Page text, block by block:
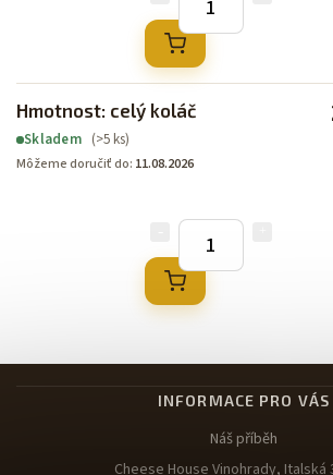
Hmotnost: celý koláč
Skladem (>5 ks)
Môžeme doručiť do: 11.08.2026
INFORMACE PRO VÁS
Náš příběh
Cheese House Vinohrady, Italská